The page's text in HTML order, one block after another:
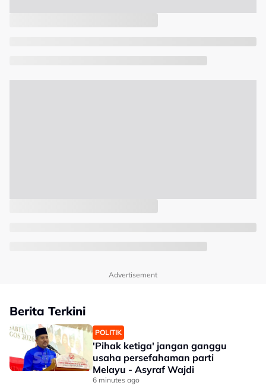
Advertisement
Berita Terkini
POLITIK
'Pihak ketiga' jangan ganggu
usaha persefahaman parti
Melayu - Asyraf Wajdi
6 minutes ago